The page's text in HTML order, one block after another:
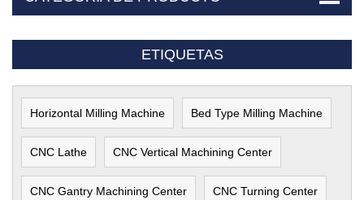
ETIQUETAS
Horizontal Milling Machine Bed Type Milling Machine
CNC Lathe CNC Vertical Machining Center
CNC Gantry Machining Center CNC Turning Center